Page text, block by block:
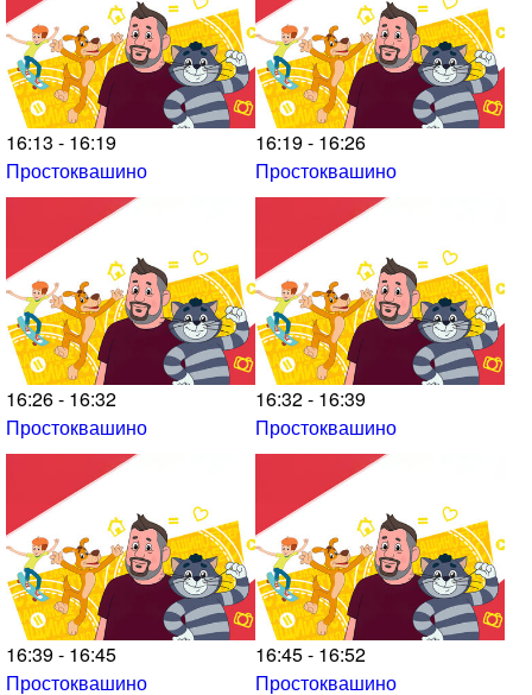
16:13 - 16:19
Простоквашино
16:19 - 16:26
Простоквашино
16:26 - 16:32
Простоквашино
16:32 - 16:39
Простоквашино
16:39 - 16:45
Простоквашино
16:45 - 16:52
Простоквашино